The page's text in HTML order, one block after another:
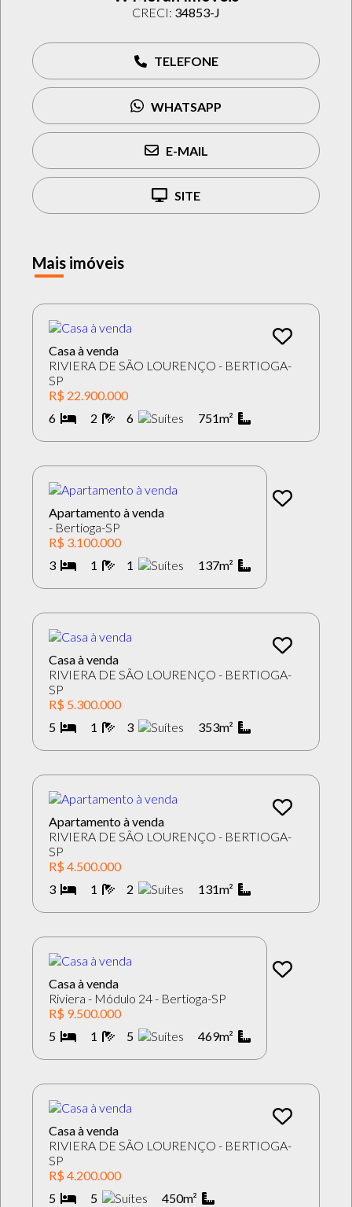
CRECI: 34853-J
TELEFONE
WHATSAPP
E-MAIL
SITE
Mais imóveis
Casa à venda
RIVIERA DE SÃO LOURENÇO - BERTIOGA-
SP
R$ 22.900.000
6
2 6 751m²
Apartamento à venda
- Bertioga-SP
R$ 3.100.000
3
1 1 137m²
Casa à venda
RIVIERA DE SÃO LOURENÇO - BERTIOGA-
SP
R$ 5.300.000
5
1 3 353m²
Apartamento à venda
RIVIERA DE SÃO LOURENÇO - BERTIOGA-
SP
R$ 4.500.000
3
1 2 131m²
Casa à venda
Riviera - Módulo 24 - Bertioga-SP
R$ 9.500.000
5
1 5 469m²
Casa à venda
RIVIERA DE SÃO LOURENÇO - BERTIOGA-
SP
R$ 4.200.000
5
5 450m²